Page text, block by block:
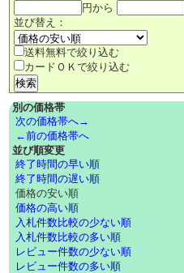
円から
並び替え：
送料無料で絞り込む
カードＯＫで絞り込む
別の価格帯
次の価格帯へ→
←前の価格帯へ
並び順変更
終了時間の早い順
終了時間の遅い順
価格の安い順
価格の高い順
入札件数比較の少ない順
入札件数比較の多い順
レビュー件数の少ない順
レビュー件数の多い順